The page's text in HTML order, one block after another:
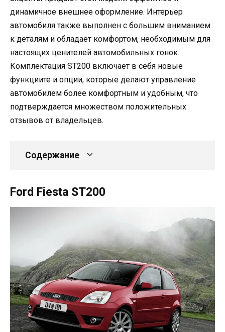
динамичное внешнее оформление. Интерьер
автомобиля также выполнен с большим вниманием
к деталям и обладает комфортом, необходимым для
настоящих ценителей автомобильных гонок.
Комплектация ST200 включает в себя новые
функциите и опции, которые делают управление
автомобилем более комфортным и удобным, что
подтверждается множеством положительных
отзывов от владельцев.
Содержание
Ford Fiesta ST200